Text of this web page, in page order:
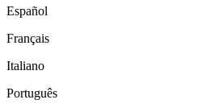
Español
Français
Italiano
Português